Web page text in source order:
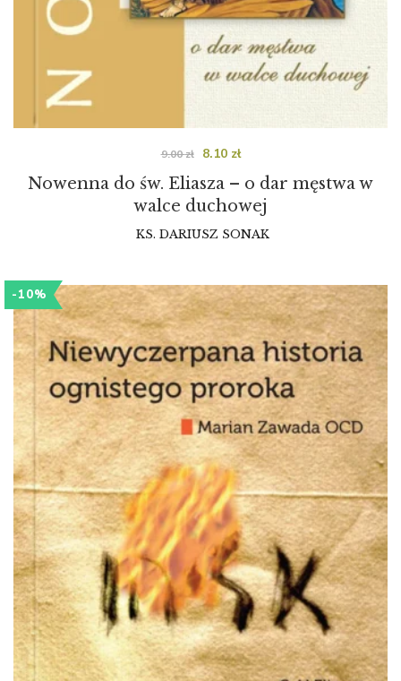
Nowenna do św. Eliasza – o dar męstwa w
walce duchowej
KS. DARIUSZ SONAK
9.00zł 8.10 zł
-10%